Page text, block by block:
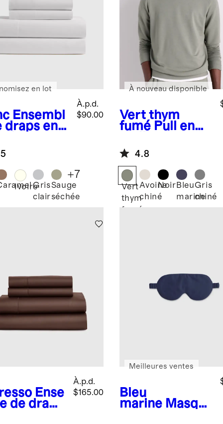
Ensembl
draps en
À.p.d.
$90.00
en lot
IvoireGris
clair
Sauge
séchée
+7
Vert thym
fumé Pull en
SuperSoft
À nouveau disponible
4.8
Vert
thym
fumé
Avoine
chiné
Noir Bleu
marine
Gris
chiné
Ense
de draps
À.p.d.
$165.00
Bleu
marine Masqu
Meilleures ventes